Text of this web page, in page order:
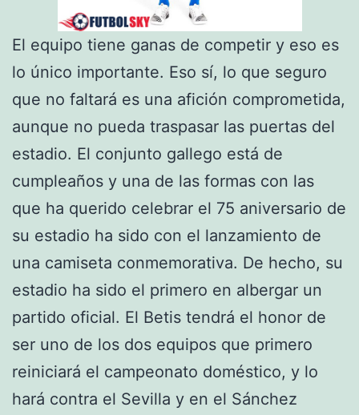
El equipo tiene ganas de competir y eso es
lo único importante. Eso sí, lo que seguro
que no faltará es una afición comprometida,
aunque no pueda traspasar las puertas del
estadio. El conjunto gallego está de
cumpleaños y una de las formas con las
que ha querido celebrar el 75 aniversario de
su estadio ha sido con el lanzamiento de
una camiseta conmemorativa. De hecho, su
estadio ha sido el primero en albergar un
partido oficial. El Betis tendrá el honor de
ser uno de los dos equipos que primero
reiniciará el campeonato doméstico, y lo
hará contra el Sevilla y en el Sánchez